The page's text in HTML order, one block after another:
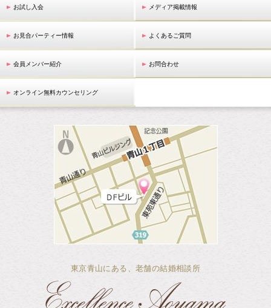
お試し入会
お見合パーティー情報
会員メンバー紹介
オンライン無料カウンセリング
メディア掲載情報
よくあるご質問
お問合わせ
東京青山にある、老舗の結婚相談所